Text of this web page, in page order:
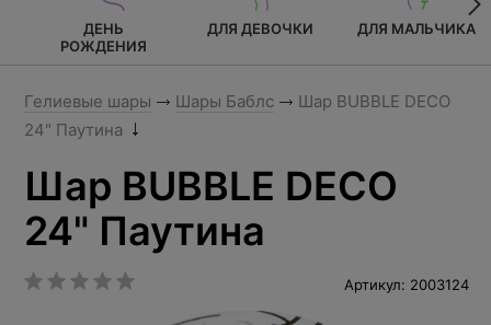
ДЕНЬ
РОЖДЕНИЯ
ДЛЯ ДЕВОЧКИ ДЛЯ МАЛЬЧИКА
Гелиевые шары Шары Баблс
Шар BUBBLE DECO
24" Паутина
Шар BUBBLE DECO
24" Паутина
Артикул: 2003124